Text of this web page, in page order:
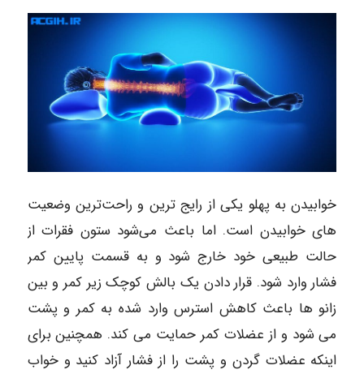
خوابیدن به پهلو یکی از رایج ترین و راحت‌ترین وضعیت
های خوابیدن است. اما باعث می‌شود ستون فقرات از
حالت طبیعی خود خارج شود و به قسمت پایین کمر
فشار وارد شود. قرار دادن یک بالش کوچک زیر کمر و بین
زانو ها باعث کاهش استرس وارد شده به کمر و پشت
می شود و از عضلات کمر حمایت می کند. همچنین برای
اینکه عضلات گردن و پشت را از فشار آزاد کنید و خواب